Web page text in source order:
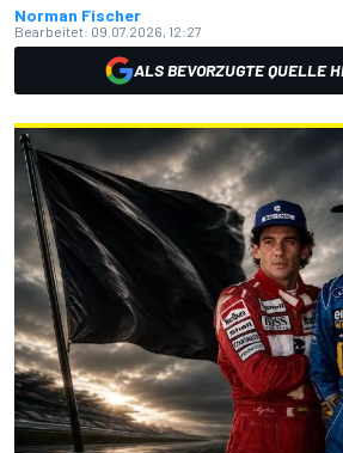
Norman Fischer
Bearbeitet: 09.07.2026, 12:27
ALS BEVORZUGTE QUELLE